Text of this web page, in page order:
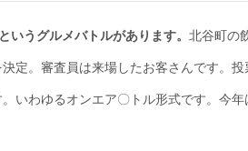
いうグルメバトルがあります。 北谷町の
定。審査員は来場したお客さんです。投
いわゆるオンエア〇トル形式です。今年